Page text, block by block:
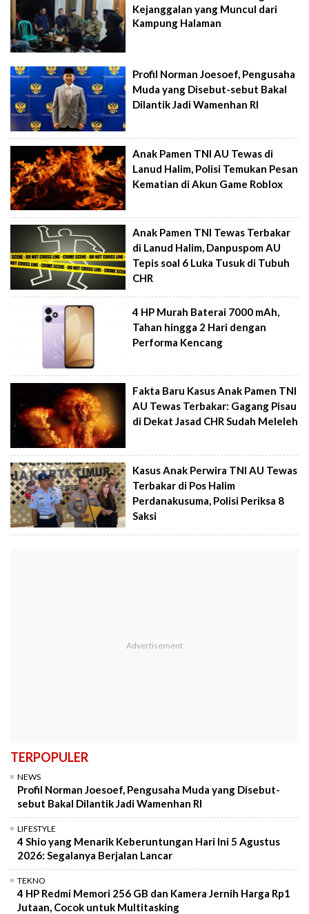
Kejanggalan yang Muncul dari
Kampung Halaman
Profil Norman Joesoef, Pengusaha
Muda yang Disebut-sebut Bakal
Dilantik Jadi Wamenhan RI
Anak Pamen TNI AU Tewas di
Lanud Halim, Polisi Temukan Pesan
Kematian di Akun Game Roblox
Anak Pamen TNI Tewas Terbakar
di Lanud Halim, Danpuspom AU
Tepis soal 6 Luka Tusuk di Tubuh
CHR
4 HP Murah Baterai 7000 mAh,
Tahan hingga 2 Hari dengan
Performa Kencang
Fakta Baru Kasus Anak Pamen TNI
AU Tewas Terbakar: Gagang Pisau
di Dekat Jasad CHR Sudah Meleleh
Kasus Anak Perwira TNI AU Tewas
Terbakar di Pos Halim
Perdanakusuma, Polisi Periksa 8
Saksi
TERPOPULER
NEWS
Profil Norman Joesoef, Pengusaha Muda yang Disebut-
sebut Bakal Dilantik Jadi Wamenhan RI
LIFESTYLE
4 Shio yang Menarik Keberuntungan Hari Ini 5 Agustus
2026: Segalanya Berjalan Lancar
TEKNO
4 HP Redmi Memori 256 GB dan Kamera Jernih Harga Rp1
Jutaan, Cocok untuk Multitasking